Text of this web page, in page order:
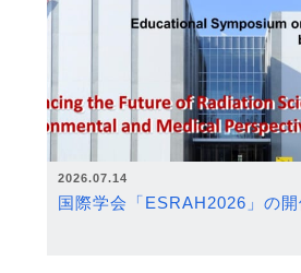
2026.07.14
国際学会「ESRAH2026」の開